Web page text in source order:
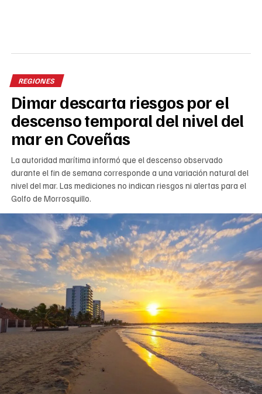
REGIONES
Dimar descarta riesgos por el
descenso temporal del nivel del
mar en Coveñas
La autoridad marítima informó que el descenso observado
durante el fin de semana corresponde a una variación natural del
nivel del mar. Las mediciones no indican riesgos ni alertas para el
Golfo de Morrosquillo.